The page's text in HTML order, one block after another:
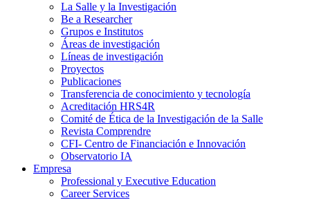
La Salle y la Investigación
Be a Researcher
Grupos e Institutos
Áreas de investigación
Líneas de investigación
Proyectos
Publicaciones
Transferencia de conocimiento y tecnología
Acreditación HRS4R
Comité de Ética de la Investigación de la Salle
Revista Comprendre
CFI- Centro de Financiación e Innovación
Observatorio IA
Empresa
Professional y Executive Education
Career Services